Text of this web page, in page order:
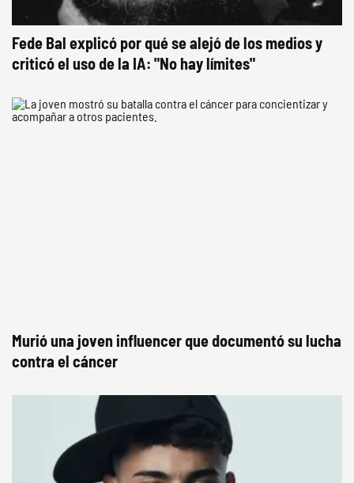
Fede Bal explicó por qué se alejó de los medios y
criticó el uso de la IA: "No hay límites"
Murió una joven influencer que documentó su lucha
contra el cáncer